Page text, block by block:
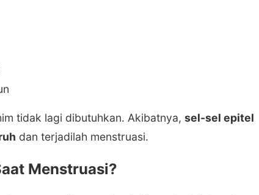
tidak lagi dibutuhkan. Akibatnya, sel-sel epitel
dan terjadilah menstruasi.
Menstruasi?